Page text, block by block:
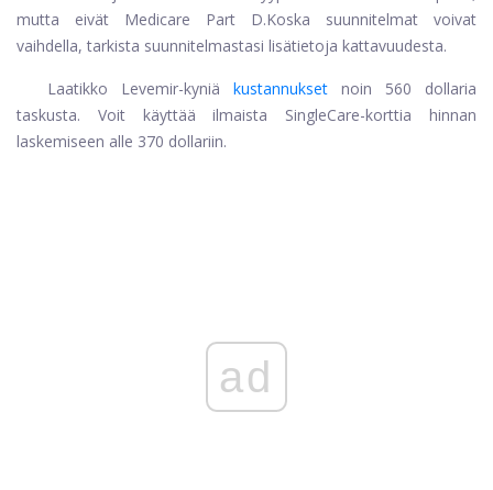
mutta eivät Medicare Part D.Koska suunnitelmat voivat
vaihdella, tarkista suunnitelmastasi lisätietoja kattavuudesta.
Laatikko Levemir-kyniä kustannukset noin 560 dollaria
taskusta. Voit käyttää ilmaista SingleCare-korttia hinnan
laskemiseen alle 370 dollariin.
ad